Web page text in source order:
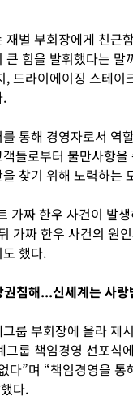
재벌 부회장에게 친근
큰 힘을 발휘했다는
, 드라이에이징 스테
.
통해 경영자로서 역
들로부터 불만사항
찾기 위해 노력하는
가짜 한우 사건이 발
가짜 한우 사건의 원
했다.
침해...신세계는 사랑
룹 부회장에 올라 제
그룹 책임경영 선포식
다”며 “책임경영을
다.